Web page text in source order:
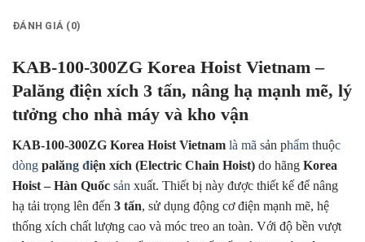
ĐÁNH GIÁ (0)
KAB-100-300ZG Korea Hoist Vietnam –
Palăng điện xích 3 tấn, nâng hạ mạnh mẽ, lý
tưởng cho nhà máy và kho vận
KAB-100-300ZG Korea Hoist Vietnam là mã sản phẩm thuộc
dòng palăng điện xích (Electric Chain Hoist) do hãng Korea
Hoist – Hàn Quốc sản xuất. Thiết bị này được thiết kế để nâng
hạ tải trọng lên đến 3 tấn, sử dụng động cơ điện mạnh mẽ, hệ
thống xích chất lượng cao và móc treo an toàn. Với độ bền vượt